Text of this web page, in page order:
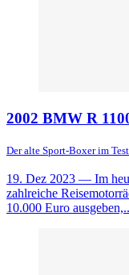
2002 BMW R
Der alte Sport-Boxer im Test
19. Dez 2023 — Im
zahlreiche
10.000 Euro